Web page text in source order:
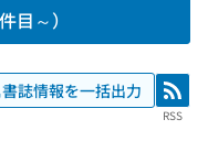
目～）
書誌情報を一括出力 RSS
RSS